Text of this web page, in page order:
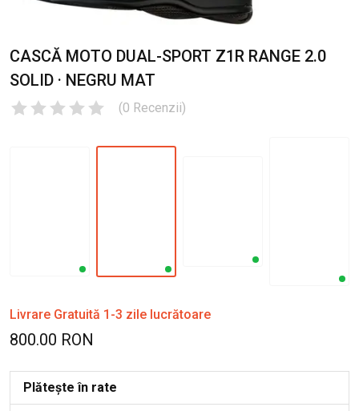
CASCĂ MOTO DUAL-SPORT Z1R RANGE 2.0
SOLID · NEGRU MAT
(0 Recenzii)
Livrare Gratuită 1-3 zile lucrătoare
800.00 RON
Plătește în rate